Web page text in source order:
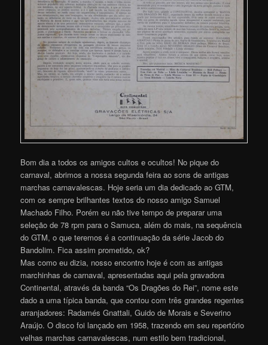
Bom dia a todos os amigos cultos e ocultos! No pique do
carnaval, abrimos a nossa segunda feira ao sons de antigas
marchas carnavalescas. Hoje seria um dia dedicado ao GTM,
com os sempre brilhantes textos do nosso amigo Samuel
Machado Filho. Porém eu não tive tempo de preparar uma
seleção de 78 rpm para o Samuca, além do mais, na sequência
do GTM, o que teremos é a continuação da série Jacob do
Bandolim. Fica assim prometido, ok?
Mas como eu dizia, nosso encontro hoje é com as antigas
marchinhas de carnaval, apresentadas aqui pela gravadora
Continental, através da banda “Os Dragões do Rei”, nome este
dado a uma típica banda, que contou com três grandes regentes
arranjadores: Radamés Gnattali, Guido de Morais e Severino
Araújo. O disco foi lançado em 1958, trazendo em seu repertório
velhas marchas carnavalescas, num estilo bem tradicional,